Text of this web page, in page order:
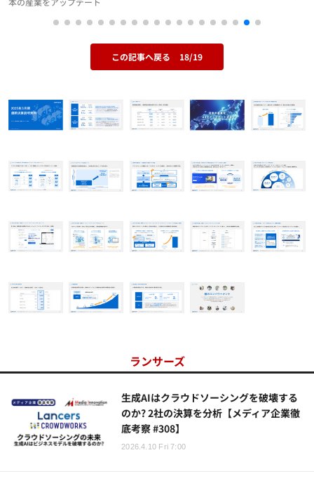
この記事へ戻る 18/19
ランサーズ
生成AIはクラウドソーシングを破壊する
のか? 2社の決算を分析【メディア企業徹
底考察 #308】
2026.4.10 Fri 7:00